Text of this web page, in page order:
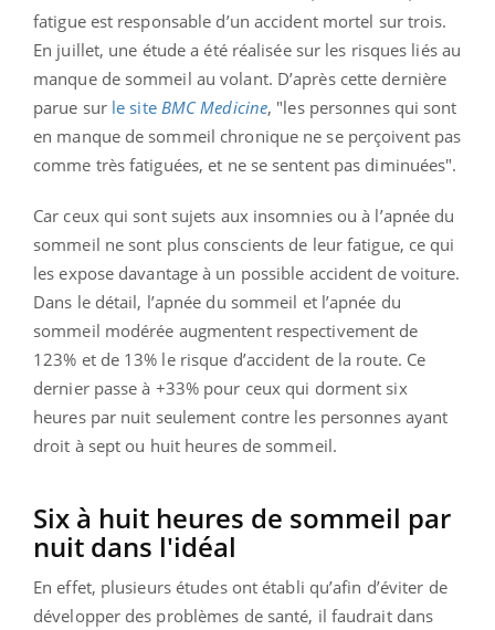
fatigue est responsable d’un accident mortel sur trois.
En juillet, une étude a été réalisée sur les risques liés au
manque de sommeil au volant. D’après cette dernière
parue sur le siteBMC Medicine, "les personnes qui sont
en manque de sommeil chronique ne se perçoivent pas
comme très fatiguées, et ne se sentent pas diminuées".
Car ceux qui sont sujets aux insomnies ou à l’apnée du
sommeil ne sont plus conscients de leur fatigue, ce qui
les expose davantage à un possible accident de voiture.
Dans le détail, l’apnée du sommeil et l’apnée du
sommeil modérée augmentent respectivement de
123% et de 13% le risque d’accident de la route. Ce
dernier passe à +33% pour ceux qui dorment six
heures par nuit seulement contre les personnes ayant
droit à sept ou huit heures de sommeil.
Six à huit heures de sommeil par
nuit dans l'idéal
En effet, plusieurs études ont établi qu’afin d’éviter de
développer des problèmes de santé, il faudrait dans